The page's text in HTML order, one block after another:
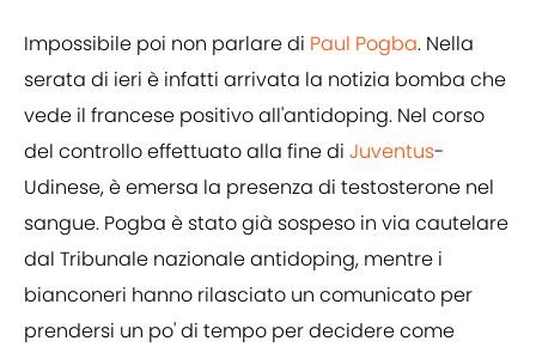
Impossibile poi non parlare di Paul Pogba. Nella
serata di ieri è infatti arrivata la notizia bomba che
vede il francese positivo all'antidoping. Nel corso
del controllo effettuato alla fine di Juventus-
Udinese, è emersa la presenza di testosterone nel
sangue. Pogba è stato già sospeso in via cautelare
dal Tribunale nazionale antidoping, mentre i
bianconeri hanno rilasciato un comunicato per
prendersi un po' di tempo per decidere come